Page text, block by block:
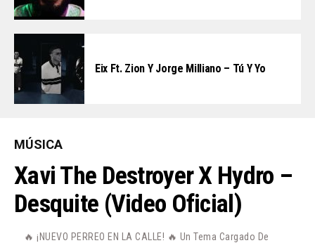
Eix Ft. Zion Y Jorge Milliano – Tú Y Yo
MÚSICA
Xavi The Destroyer X Hydro –
Desquite (Video Oficial)
🔥 ¡NUEVO PERREO EN LA CALLE! 🔥 Un Tema Cargado De